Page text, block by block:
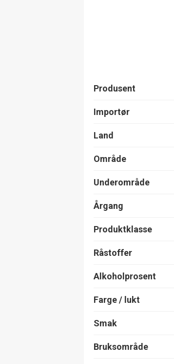
Produsent
Importør
Land
Område
Underområde
Årgang
Produktklasse
Råstoffer
Alkoholprosent
Farge / lukt
Smak
Bruksområde